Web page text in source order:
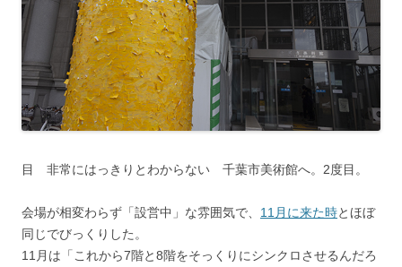
目 非常にはっきりとわからない 千葉市美術館へ。2度目。
会場が相変わらず「設営中」な雰囲気で、 11月に来た時とほぼ
同じでびっくりした。
11月は「これから7階と8階をそっくりにシンクロさせるんだろ